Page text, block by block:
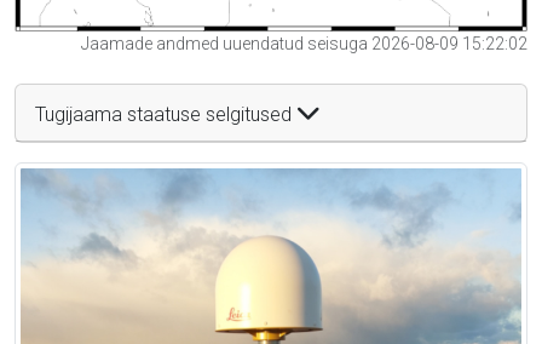
Jaamade andmed uuendatud seisuga 2026-08-09 15:22:02
Tugijaama staatuse selgitused